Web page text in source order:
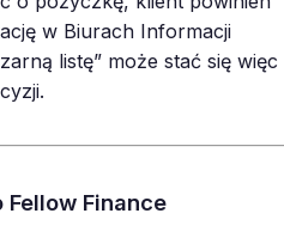
w Biurach Informacji
listę” może stać się więc
Finance